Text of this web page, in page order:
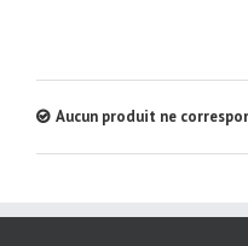
Aucun produit ne